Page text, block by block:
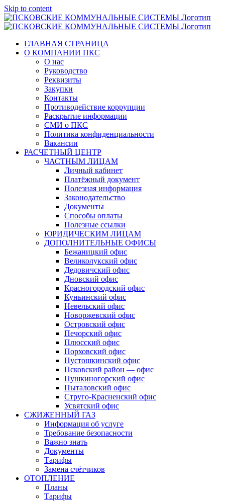
Skip to content
ГЛАВНАЯ СТРАНИЦА
О КОМПАНИИ ПКС
О нас
Руководство
Реквизиты
Закупки
Контакты
Противодействие коррупции
Раскрытие информации
СМИ о ПКС
Политика конфиденциальности
Вакансии
РАСЧЕТНЫЙ ЦЕНТР
ЧАСТНЫМ ЛИЦАМ
Личный кабинет
Платёжный документ
Полезная информация
Законодательство
Документы
Способы оплаты
Полезные ссылки
ЮРИДИЧЕСКИМ ЛИЦАМ
ДОПОЛНИТЕЛЬНЫЕ ОФИСЫ
Бежаницкий офис
Великолукский офис
Дедовичский офис
Дновский офис
Красногородский офис
Куньинский офис
Невельский офис
Новоржевский офис
Островский офис
Печорский офис
Плюсский офис
Порховский офис
Пустошкинский офис
Псковский район — офис
Пушкиногорский офис
Пыталовский офис
Струго-Красненский офис
Усвятский офис
СЖИЖЕННЫЙ ГАЗ
Информация об услуге
Требование безопасности
Важно знать
Документы
Тарифы
Замена счётчиков
ОТОПЛЕНИЕ
Планы
Тарифы